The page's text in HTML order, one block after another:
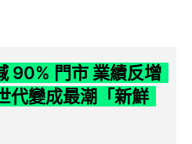
90% 門市 業績反增
代變成最潮「新鮮